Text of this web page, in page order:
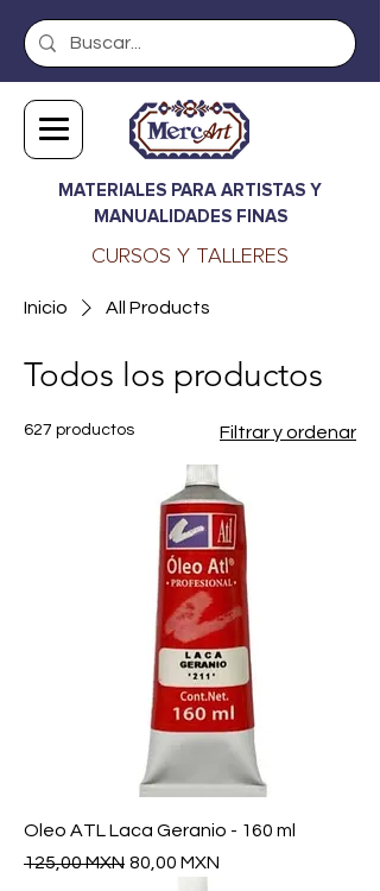
MATERIALES PARA ARTISTAS Y
MANUALIDADES FINAS
CURSOS Y TALLERES
Inicio All Products
Todos los productos
627 productos Filtrar y ordenar
Oleo ATL Laca Geranio - 160 ml
Precio
125,00 MXN Precio de oferta
80,00 MXN